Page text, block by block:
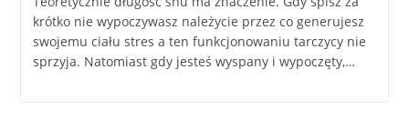
krótko nie wypoczywasz należycie przez co generujesz
swojemu ciału stres a ten funkcjonowaniu tarczycy nie
sprzyja. Natomiast gdy jesteś wyspany i wypoczęty,…